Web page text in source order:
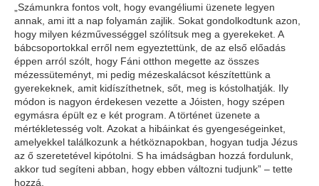
„Számunkra fontos volt, hogy evangéliumi üzenete legyen
annak, ami itt a nap folyamán zajlik. Sokat gondolkodtunk azon,
hogy milyen kézművességgel szólítsuk meg a gyerekeket. A
bábcsoportokkal erről nem egyeztettünk, de az első előadás
éppen arról szólt, hogy Fáni otthon megette az összes
mézessüteményt, mi pedig mézeskalácsot készítettünk a
gyerekeknek, amit kidíszíthetnek, sőt, meg is kóstolhatják. Ily
módon is nagyon érdekesen vezette a Jóisten, hogy szépen
egymásra épült ez e két program. A történet üzenete a
mértékletesség volt. Azokat a hibáinkat és gyengeségeinket,
amelyekkel találkozunk a hétköznapokban, hogyan tudja Jézus
az ő szeretetével kipótolni. S ha imádságban hozzá fordulunk,
akkor tud segíteni abban, hogy ebben változni tudjunk” – tette
hozzá.